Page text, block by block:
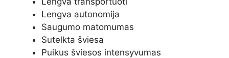
Lengva autonomija
Saugumo matomumas
Sutelkta šviesa
Puikus šviesos intensyvumas